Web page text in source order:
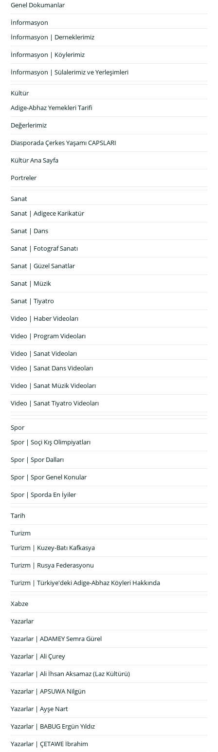
Genel Dokumanlar
İnformasyon
İnformasyon | Derneklerimiz
İnformasyon | Köylerimiz
İnformasyon | Sülalerimiz ve Yerleşimleri
Kültür
Adige-Abhaz Yemekleri Tarifi
Değerlerimiz
Diasporada Çerkes Yaşamı CAPSLARI
Kültür Ana Sayfa
Portreler
Sanat
Sanat | Adigece Karikatür
Sanat | Dans
Sanat | Fotograf Sanatı
Sanat | Güzel Sanatlar
Sanat | Müzik
Sanat | Tiyatro
Video | Haber Videoları
Video | Program Videoları
Video | Sanat Videoları
Video | Sanat Dans Videoları
Video | Sanat Müzik Videoları
Video | Sanat Tiyatro Videoları
Spor
Spor | Soçi Kış Olimpiyatları
Spor | Spor Dalları
Spor | Spor Genel Konular
Spor | Sporda En İyiler
Tarih
Turizm
Turizm | Kuzey-Batı Kafkasya
Turizm | Rusya Federasyonu
Turizm | Türkiye'deki Adige-Abhaz Köyleri Hakkında
Xabze
Yazarlar
Yazarlar | ADAMEY Semra Gürel
Yazarlar | Ali Çurey
Yazarlar | Ali İhsan Aksamaz (Laz Kültürü)
Yazarlar | APSUWA Nilgün
Yazarlar | Ayşe Nart
Yazarlar | BABUG Ergün Yıldız
Yazarlar | ÇETAWE İbrahim